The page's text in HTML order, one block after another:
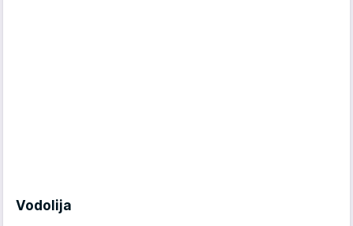
Vodolija